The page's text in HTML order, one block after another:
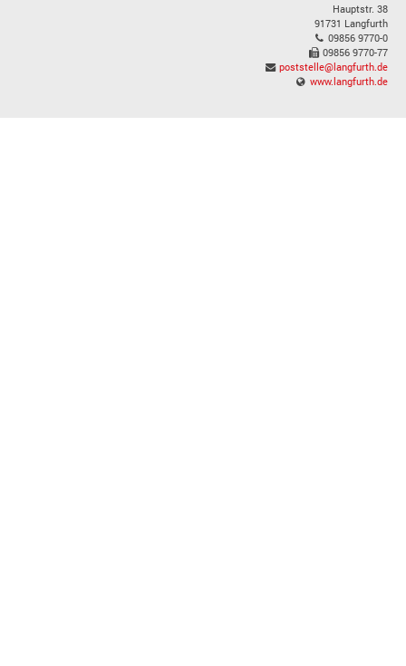
Hauptstr. 38
91731 Langfurth
09856 9770-0
09856 9770-77
poststelle@langfurth.de
www.langfurth.de